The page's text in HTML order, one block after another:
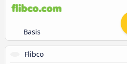
Basis
Flibco